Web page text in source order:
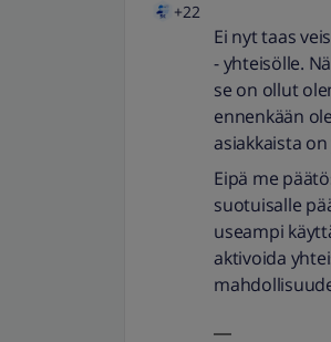
+22
Ei nyt taas
- yhteisölle.
se on ollut
ennenkään
asiakkaista
Eipä me
suotuisalle
useampi
aktivoida